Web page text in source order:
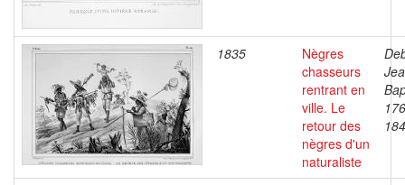
1835
Nègres
chasseurs
rentrant en
ville. Le
retour des
nègres d'un
naturaliste